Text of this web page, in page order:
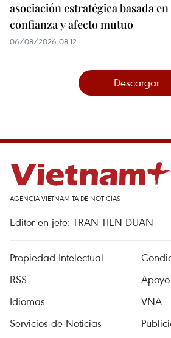
asociación estratégica basada en
confianza y afecto mutuo
06/08/2026 08:12
Descargar
AGENCIA VIETNAMITA DE NOTICIAS
Editor en jefe: TRAN TIEN DUAN
Propiedad Intelectual
RSS
Apoyo
Idiomas
VNA
Servicios de Noticias